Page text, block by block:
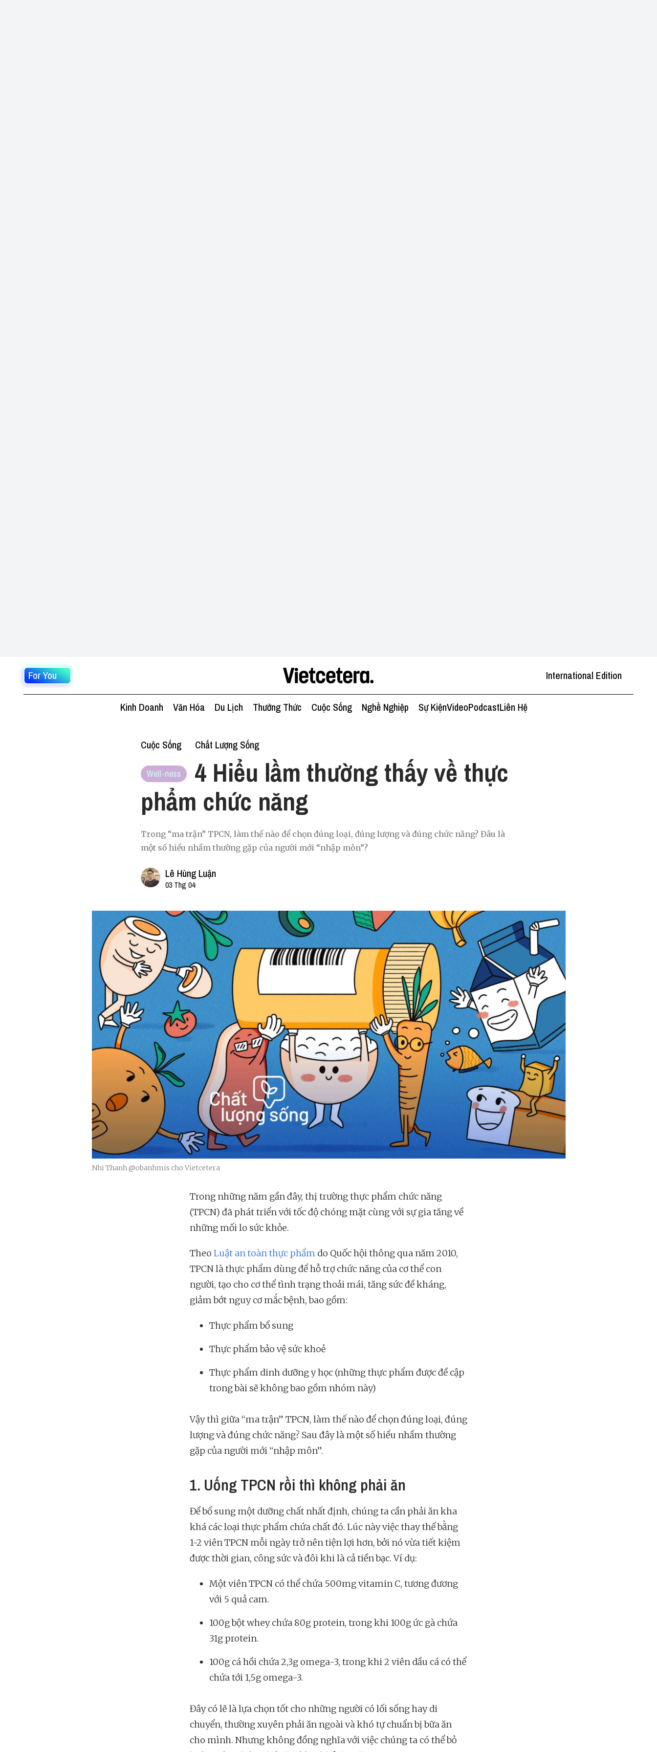
For You International Edition
Kinh Doanh Văn Hóa Du Lịch Thưởng Thức Cuộc Sống Nghề Nghiệp Sự KiệnVideoPodcastLiên Hệ
Cuộc Sống Chất Lượng Sống
Well-ness
4 Hiểu lầm thường thấy về thực
phẩm chức năng
Trong “ma trận” TPCN, làm thế nào để chọn đúng loại, đúng lượng và đúng chức năng? Đâu là
một số hiểu nhầm thường gặp của người mới “nhập môn”?
Lê Hùng Luận
03 Thg 04
Nhi Thanh @obanhmis cho Vietcetera
Trong những năm gần đây, thị trường thực phẩm chức năng
(TPCN) đã phát triển với tốc độ chóng mặt cùng với sự gia tăng về
những mối lo sức khỏe.
Theo Luật an toàn thực phẩm do Quốc hội thông qua năm 2010,
TPCN là thực phẩm dùng để hỗ trợ chức năng của cơ thể con
người, tạo cho cơ thể tình trạng thoải mái, tăng sức đề kháng,
giảm bớt nguy cơ mắc bệnh, bao gồm:
Thực phẩm bổ sung
Thực phẩm bảo vệ sức khoẻ
Thực phẩm dinh dưỡng y học (những thực phẩm được đề cập
trong bài sẽ không bao gồm nhóm này)
Vậy thì giữa “ma trận” TPCN, làm thế nào để chọn đúng loại, đúng
lượng và đúng chức năng? Sau đây là một số hiểu nhầm thường
gặp của người mới “nhập môn”.
1. Uống TPCN rồi thì không phải ăn
Để bổ sung một dưỡng chất nhất định, chúng ta cần phải ăn kha
khá các loại thực phẩm chứa chất đó. Lúc này việc thay thế bằng
1-2 viên TPCN mỗi ngày trở nên tiện lợi hơn, bởi nó vừa tiết kiệm
được thời gian, công sức và đôi khi là cả tiền bạc. Ví dụ:
Một viên TPCN có thể chứa 500mg vitamin C, tương đương
với 5 quả cam.
100g bột whey chứa 80g protein, trong khi 100g ức gà chứa
31g protein.
100g cá hồi chứa 2,3g omega-3, trong khi 2 viên dầu cá có thể
chứa tới 1,5g omega-3.
Đây có lẽ là lựa chọn tốt cho những người có lối sống hay di
chuyển, thường xuyên phải ăn ngoài và khó tự chuẩn bị bữa ăn
cho mình. Nhưng không đồng nghĩa với việc chúng ta có thể bỏ